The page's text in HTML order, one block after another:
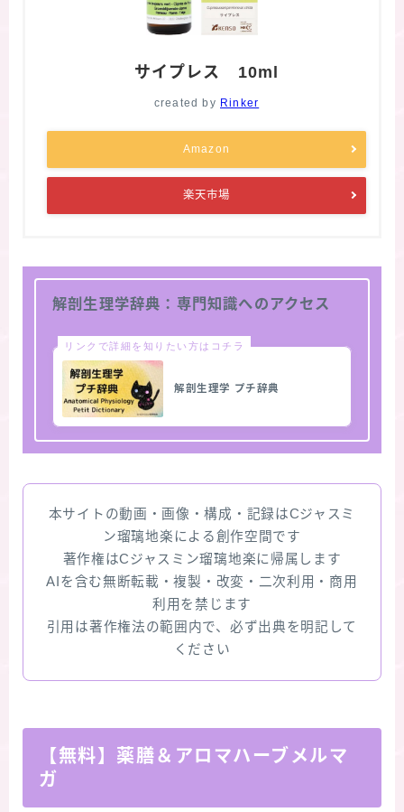
サイプレス 10ml
created by Rinker
Amazon
楽天市場
解剖生理学辞典：専門知識へのアクセス
リンクで詳細を知りたい方はコチラ
解剖生理学 プチ辞典
本サイトの動画・画像・構成・記録はCジャスミ
ン瑠璃地楽による創作空間です
著作権はCジャスミン瑠璃地楽に帰属します
AIを含む無断転載・複製・改変・二次利用・商用
利用を禁じます
引用は著作権法の範囲内で、必ず出典を明記して
ください
【無料】薬膳＆アロマハーブメルマ
ガ